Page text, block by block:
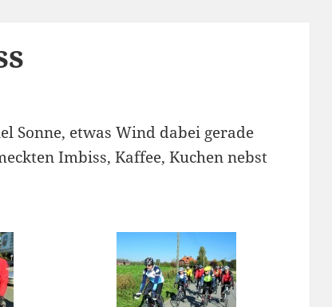
Sonne, etwas Wind dabei gerade
Imbiss, Kaffee, Kuchen nebst